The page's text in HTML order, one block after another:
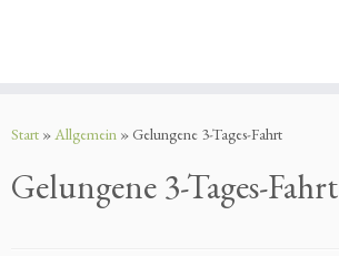
Inhalt
Start »Allgemein » Gelungene 3-Tages-Fahrt
Gelungene 3-Tages-Fahrt